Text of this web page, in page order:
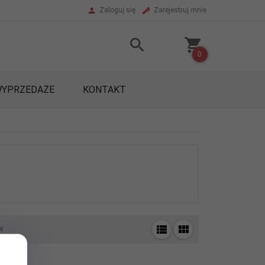
Zaloguj się Zarejestruj mnie
0
KONTAKT